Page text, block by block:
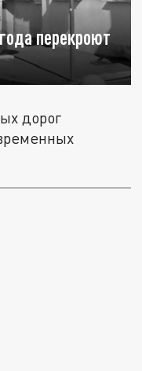
перекроют
дорог